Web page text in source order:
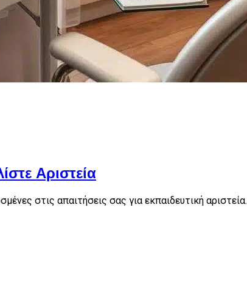
Αριστεία
στις απαιτήσεις σας για εκπαιδευτική αριστεία.